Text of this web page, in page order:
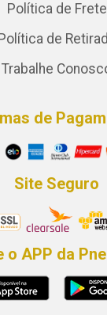
Política de Frete
Política de
Trabalhe
de
Site Seguro
o APP da